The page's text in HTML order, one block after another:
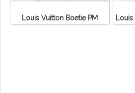
Louis Vuitton Boetie PM